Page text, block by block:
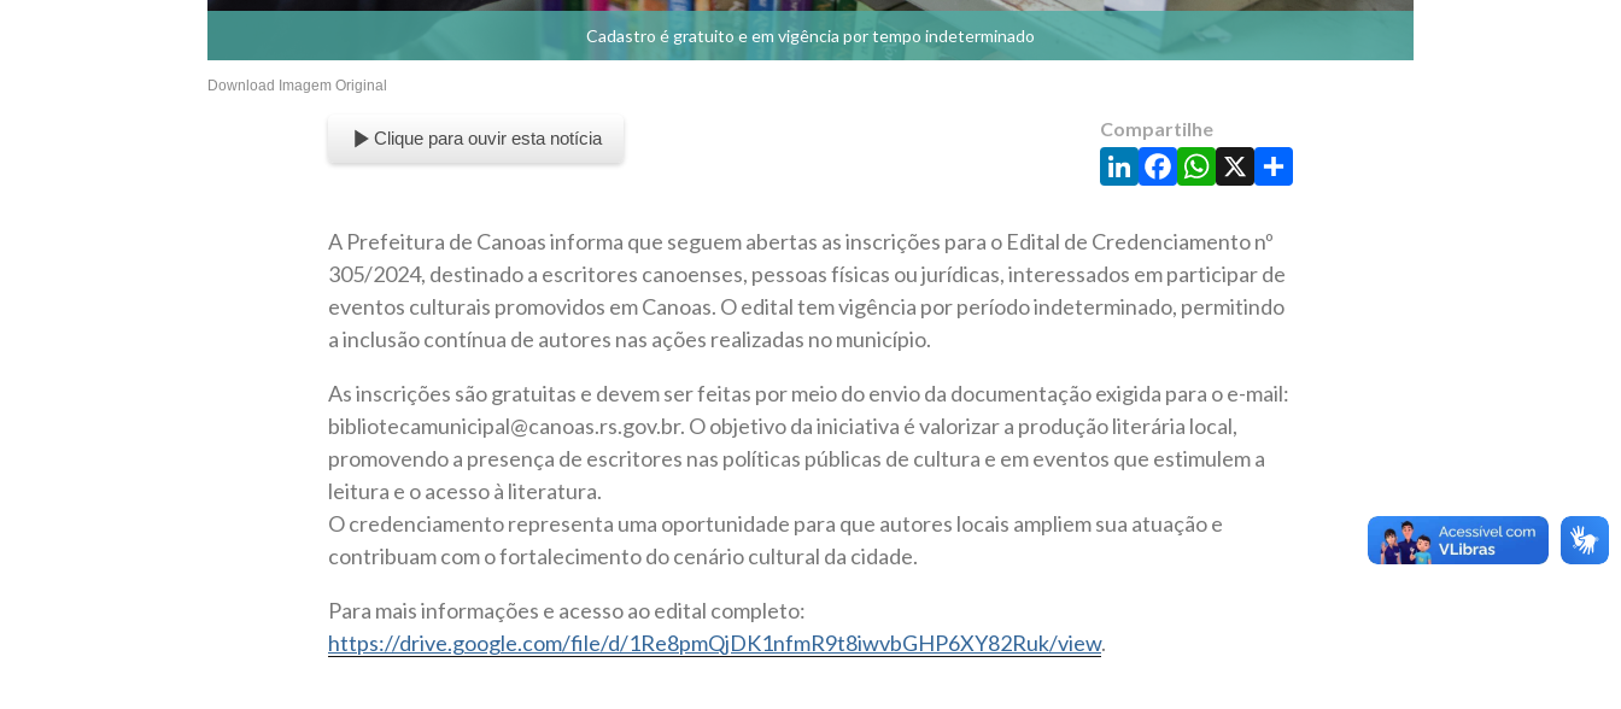
Cadastro é gratuito e em vigência por tempo indeterminado
Download Imagem Original
Clique para ouvir esta notícia Compartilhe
LinkedIn
Facebook
WhatsApp
X Share
A Prefeitura de Canoas informa que seguem abertas as inscrições para o Edital de Credenciamento nº
305/2024, destinado a escritores canoenses, pessoas físicas ou jurídicas, interessados em participar de
eventos culturais promovidos em Canoas. O edital tem vigência por período indeterminado, permitindo
a inclusão contínua de autores nas ações realizadas no município.
As inscrições são gratuitas e devem ser feitas por meio do envio da documentação exigida para o e-mail:
bibliotecamunicipal@canoas.rs.gov.br. O objetivo da iniciativa é valorizar a produção literária local,
promovendo a presença de escritores nas políticas públicas de cultura e em eventos que estimulem a
leitura e o acesso à literatura.
O credenciamento representa uma oportunidade para que autores locais ampliem sua atuação e
contribuam com o fortalecimento do cenário cultural da cidade.
Para mais informações e acesso ao edital completo:
https://drive.google.com/file/d/1Re8pmQjDK1nfmR9t8iwvbGHP6XY82Ruk/view.